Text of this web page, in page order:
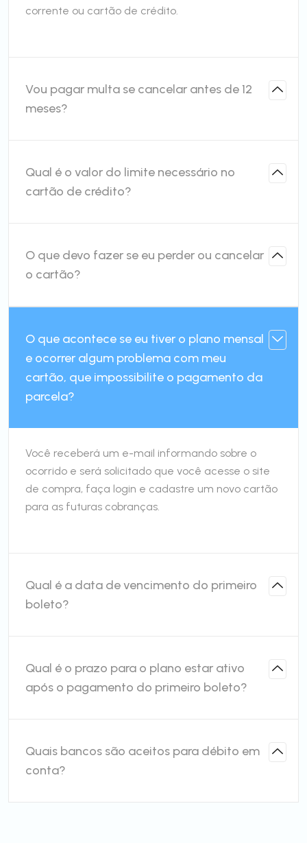
corrente ou cartão de crédito.
Vou pagar multa se cancelar antes de 12
meses?
Qual é o valor do limite necessário no
cartão de crédito?
O que devo fazer se eu perder ou cancelar
o cartão?
O que acontece se eu tiver o plano mensal
e ocorrer algum problema com meu
cartão, que impossibilite o pagamento da
parcela?
Você receberá um e-mail informando sobre o
ocorrido e será solicitado que você acesse o site
de compra, faça login e cadastre um novo cartão
para as futuras cobranças.
Qual é a data de vencimento do primeiro
boleto?
Qual é o prazo para o plano estar ativo
após o pagamento do primeiro boleto?
Quais bancos são aceitos para débito em
conta?